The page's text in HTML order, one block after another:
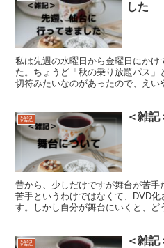
した
私は先週の水曜日から金曜日にかけ
た。ちょうど「秋の乗り放題パス」
切符みたいなのがあったので、えい
雑記 ＜雑
昔から、少しだけですが舞台が苦
苦手というわけではなくて、DVD
す。しかし自分が舞台にいくと、
雑記 ＜雑